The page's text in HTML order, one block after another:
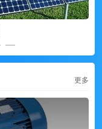
更多